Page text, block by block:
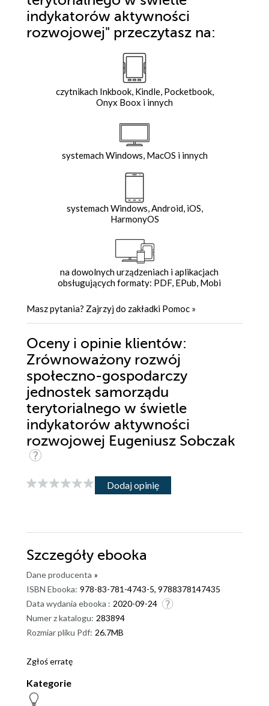
indykatorów aktywności
rozwojowej" przeczytasz na:
czytnikach Inkbook, Kindle, Pocketbook,
Onyx Boox i innych
systemach Windows, MacOS i innych
systemach Windows, Android, iOS,
HarmonyOS
na dowolnych urządzeniach i aplikacjach
obsługujących formaty: PDF, EPub, Mobi
Masz pytania? Zajrzyj do zakładki Pomoc »
Oceny i opinie klientów:
Zrównoważony rozwój
społeczno-gospodarczy
jednostek samorządu
terytorialnego w świetle
indykatorów aktywności
rozwojowej Eugeniusz Sobczak
Dodaj opinię
Szczegóły ebooka
Dane producenta »
ISBN Ebooka: 978-83-781-4743-5, 9788378147435
Data wydania ebooka : 2020-09-24
Numer z katalogu: 283894
Rozmiar pliku Pdf: 26.7MB
Zgłoś erratę
Kategorie